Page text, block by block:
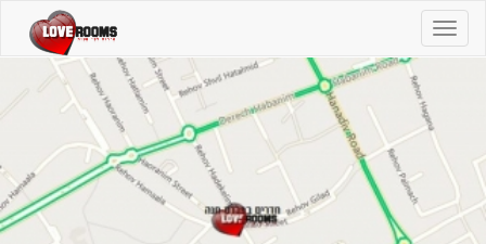
חדרים
בפרדס
072-
2559073
-
חדרים